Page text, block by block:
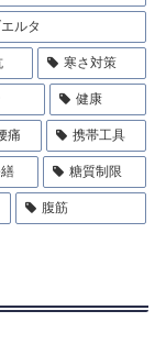
ルタ
寒さ対策
健康
痛 携帯工具
糖質制限
腹筋